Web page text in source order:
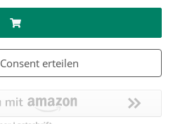
Consent erteilen